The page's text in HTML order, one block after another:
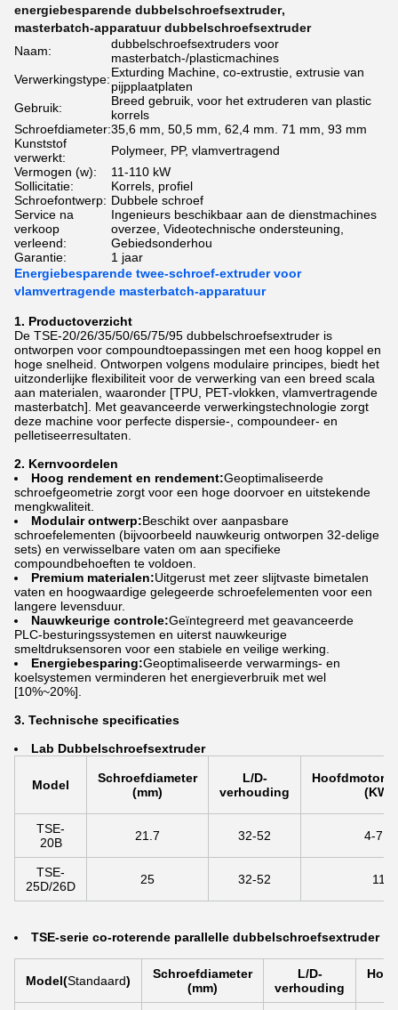
energiebesparende dubbelschroefsextruder,
masterbatch-apparatuur dubbelschroefsextruder
Naam:
dubbelschroefsextruders voor
masterbatch-/plasticmachines
Verwerkingstype:Exturding Machine, co-extrustie, extrusie van
pijpplaatplaten
Gebruik:
Breed gebruik, voor het extruderen van plastic
korrels
Schroefdiameter:35,6 mm, 50,5 mm, 62,4 mm. 71 mm, 93 mm
Kunststof
verwerkt:
Polymeer, PP, vlamvertragend
Vermogen (w):
11-110 kW
Sollicitatie:
Korrels, profiel
Schroefontwerp: Dubbele schroef
Service na
verkoop
verleend:
Ingenieurs beschikbaar aan de dienstmachines
overzee, Videotechnische ondersteuning,
Gebiedsonderhou
Garantie:
1 jaar
Energiebesparende twee-schroef-extruder voor
vlamvertragende masterbatch-apparatuur
1. Productoverzicht
De TSE-20/26/35/50/65/75/95 dubbelschroefsextruder is
ontworpen voor compoundtoepassingen met een hoog koppel en
hoge snelheid. Ontworpen volgens modulaire principes, biedt het
uitzonderlijke flexibiliteit voor de verwerking van een breed scala
aan materialen, waaronder [TPU, PET-vlokken, vlamvertragende
masterbatch]. Met geavanceerde verwerkingstechnologie zorgt
deze machine voor perfecte dispersie-, compoundeer- en
pelletiseerresultaten.
2. Kernvoordelen
Hoog rendement en rendement:Geoptimaliseerde
schroefgeometrie zorgt voor een hoge doorvoer en uitstekende
mengkwaliteit.
Modulair ontwerp:Beschikt over aanpasbare
schroefelementen (bijvoorbeeld nauwkeurig ontworpen 32-delige
sets) en verwisselbare vaten om aan specifieke
compoundbehoeften te voldoen.
Premium materialen:Uitgerust met zeer slijtvaste bimetalen
vaten en hoogwaardige gelegeerde schroefelementen voor een
langere levensduur.
Nauwkeurige controle:Geïntegreerd met geavanceerde
PLC-besturingssystemen en uiterst nauwkeurige
smeltdruksensoren voor een stabiele en veilige werking.
Energiebesparing:Geoptimaliseerde verwarmings- en
koelsystemen verminderen het energieverbruik met wel
[10%~20%].
3. Technische specificaties
Lab Dubbelschroefsextruder
Model
Schroefdiameter
(mm)
L/D-
verhouding
(KW)
TSE-
20B
21.7 32-52 4-7,5
TSE-
25D/26D
25 32-52 11
TSE-serie co-roterende parallelle dubbelschroefsextruder
Model(Standaard)
Schroefdiameter
(mm)
L/D-
verhouding